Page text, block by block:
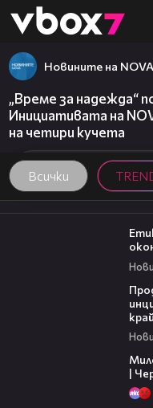
👾
Всички
Новините на NOVA
„Време за надежда“
Инициативата на
на четири кучета
03:29
|